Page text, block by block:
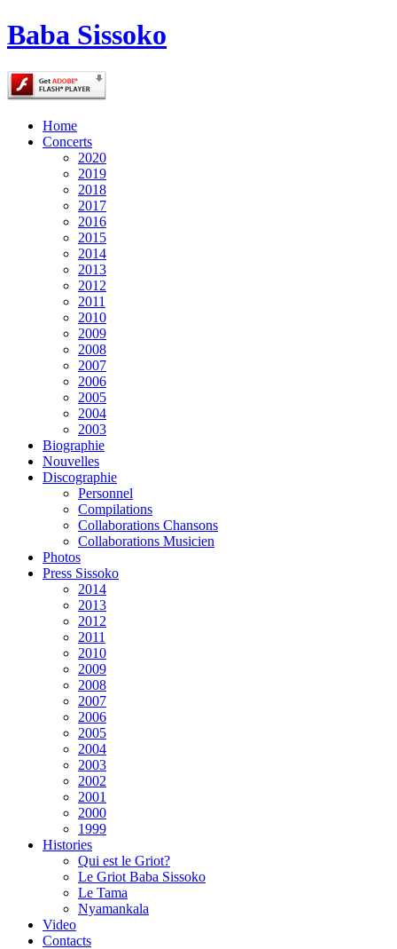
Baba Sissoko
Home
Concerts
2020
2019
2018
2017
2016
2015
2014
2013
2012
2011
2010
2009
2008
2007
2006
2005
2004
2003
Biographie
Nouvelles
Discographie
Personnel
Compilations
Collaborations Chansons
Collaborations Musicien
Photos
Press Sissoko
2014
2013
2012
2011
2010
2009
2008
2007
2006
2005
2004
2003
2002
2001
2000
1999
Histories
Qui est le Griot?
Le Griot Baba Sissoko
Le Tama
Nyamankala
Video
Contacts